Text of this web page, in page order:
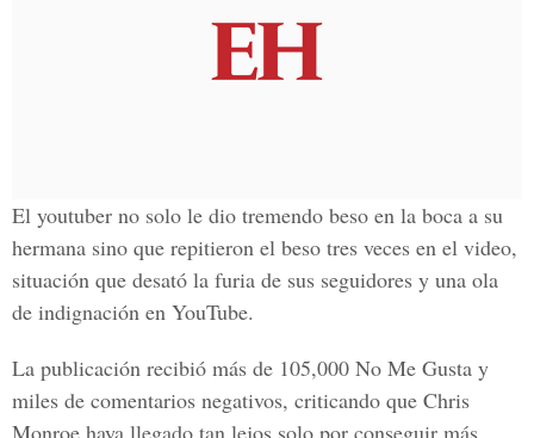
El youtuber no solo le dio tremendo beso en la boca a su
hermana sino que repitieron el beso tres veces en el video,
situación que desató la furia de sus seguidores y una ola
de indignación en YouTube.
La publicación recibió más de 105,000 No Me Gusta y
miles de comentarios negativos, criticando que Chris
Monroe haya llegado tan lejos solo por conseguir más